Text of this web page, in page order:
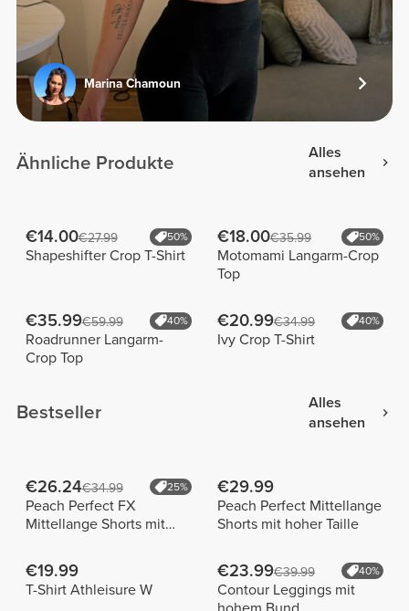
Marina Chamoun
Ähnliche Produkte
Alles
ansehen
€14.00€27.99 50%
Shapeshifter Crop T-Shirt
€18.00€35.99 50%
Motomami Langarm-Crop
Top
€35.99€59.99 40%
Roadrunner Langarm-
Crop Top
€20.99€34.99 40%
Ivy Crop T-Shirt
Bestseller
Alles
ansehen
€26.24€34.99 25%
Peach Perfect FX
Mittellange Shorts mit
€29.99
Peach Perfect Mittellange
Shorts mit hoher Taille
€19.99
T-Shirt Athleisure W
€23.99€39.99 40%
Contour Leggings mit